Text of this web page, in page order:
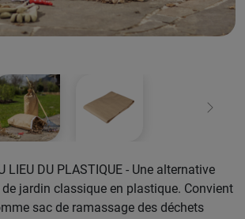
LIEU DU PLASTIQUE - Une alternative
jardin classique en plastique. Convient
sac de ramassage des déchets